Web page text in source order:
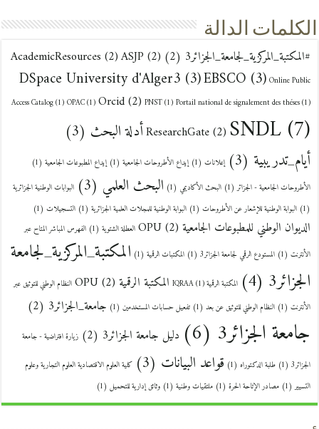
الكلمات الدالة
#المكتبة_المركزية_لجامعة_الجزائر3 (2)
AcademicResources (2)ASJP (2)
DSpace University d'Alger3 (3)EBSCO (3) Online Public
Access Catalog(1) OPAC(1) Orcid(2) PNST(1) Portail national de signalement des théses(1)
ResearchGate(2) SNDL(7) أدلة البحث (3)
أيام_تدريبية (3) إعلانات (1) إيداع الأطروحات الجامعية (1) إيداع المطبوعات الجامعية (1)
الأطروحات الجامعية - الجزائر(1) البحث الأكاديمي (1) البحث العلمي (3)
البوابات الوطنية الجزائرية
(1)
البوابة الوطنية للإشعار عن الأطروحات (1) البوابة الوطنية للمجلات العلمية الجزائرية (1) التسجيلات (1)
الديوان الوطني للمطبوعات الجامعية OPU (2) العطلة الشتوية (1)
الفهرس المباشر المتاح عبر
الأنترنت (1) المستودع الرقمي لجامعة الجزائر3 (1) المكتبات الرقمية (1)
المكتبة_المركزية_لجامعة
الجزائر3 (4) المكتبة الرقمية IQRAA(1) المكتبة الرقمية OPU (2)
النظام الوطني للتوثيق عبر
الأنترنت (1) النظام الوطني للتوثيق عن بعد (1) تفعيل حسابات المستخدمين (1) جامعة_الجزائر3 (2)
جامعة الجزائر3 (6) دليل جامعة الجزائر3 (2) زيارة افتراضية - جامعة
الجزائر3 (1) طلبة الدكتوراه (1) قواعد البيانات (3)
كلية العلوم الاقتصادية العلوم التجارية وعلوم
التسيير(1) مصادر الإتاحة الحرة (1) ملتقيات وطنية (1) وثائق إدارية للتحميل (1)